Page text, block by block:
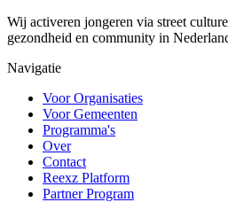
Wij activeren jongeren via street
gezondheid en community in
Navigatie
Voor Organisaties
Voor Gemeenten
Programma's
Over
Contact
Reexz Platform
Partner Program